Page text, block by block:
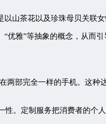
山茶花以及珍珠母贝关联女
优雅”等抽象的概念，从而
两部完全一样的手机。这种
。定制服务把消费者的个